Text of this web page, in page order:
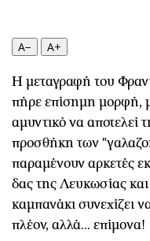
Κόσμος
Παράξενα
Πολιτισμός
Σινεμά
Θέατρο-Χορός
Μουσική
Εικαστικά
Βιβλίο
Χειρόγραφα
A− A+
Η μεταγραφή του
πήρε επίσημη μορφή,
αμυντικό να αποτελεί
προσθήκη των "γαλα
παραμένουν αρκετές
δας της Λευκωσίας
καμπανάκι συνεχίζει
πλέον, αλλά... επίμονα!